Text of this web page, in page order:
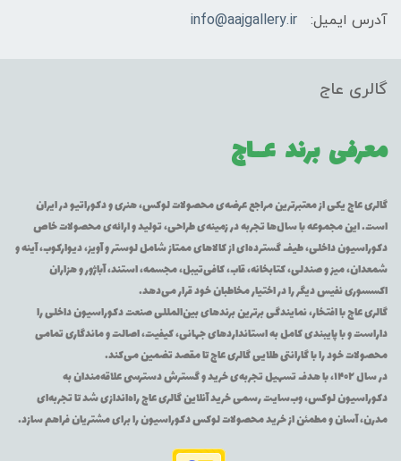
آدرس ایمیل:
info@aajgallery.ir
گالری عاج
معرفی برند عــاج
گالری عاج یکی از معتبرترین مراجع عرضه‌ی محصولات لوکس، هنری و دکوراتیو در ایران
است. این مجموعه با سال‌ها تجربه در زمینه‌ی طراحی، تولید و ارائه‌ی محصولات خاص
دکوراسیون داخلی، طیف گسترده‌ای از کالاهای ممتاز شامل لوستر و آویز، دیوارکوب، آینه و
شمعدان، میز و صندلی، کتابخانه، قاب، کافی‌تیبل، مجسمه، استند، آباژور و هزاران
اکسسوری نفیس دیگر را در اختیار مخاطبان خود قرار می‌دهد.
گالری عاج با افتخار، نمایندگی برترین برندهای بین‌المللی صنعت دکوراسیون داخلی را
داراست و با پایبندی کامل به استانداردهای جهانی، کیفیت، اصالت و ماندگاری تمامی
محصولات خود را با گارانتی طلایی گالری عاج تا مقصد تضمین می‌کند.
در سال ۱۴۰۲، با هدف تسهیل تجربه‌ی خرید و گسترش دسترسی علاقه‌مندان به
دکوراسیون لوکس، وب‌سایت رسمی خرید آنلاین گالری عاج راه‌اندازی شد تا تجربه‌ای
مدرن، آسان و مطمئن از خرید محصولات لوکس دکوراسیون را برای مشتریان فراهم سازد.